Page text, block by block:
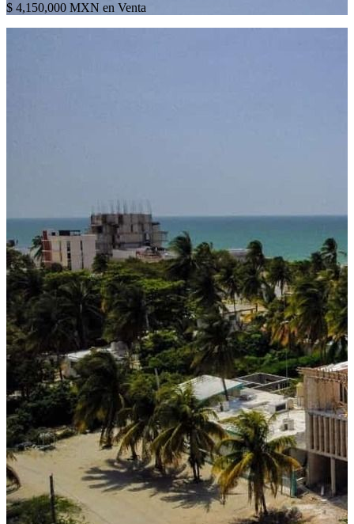
$ 4,150,000 MXN en Venta